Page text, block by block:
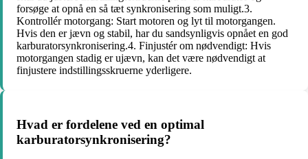
forsøge at opnå en så tæt synkronisering som muligt.3.
Kontrollér motorgang: Start motoren og lyt til motorgangen.
Hvis den er jævn og stabil, har du sandsynligvis opnået en god
karburatorsynkronisering.4. Finjustér om nødvendigt: Hvis
motorgangen stadig er ujævn, kan det være nødvendigt at
finjustere indstillingsskruerne yderligere.
Hvad er fordelene ved en optimal
karburatorsynkronisering?